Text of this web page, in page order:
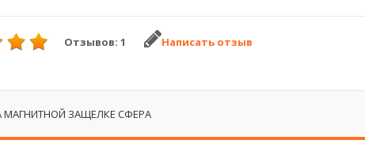
Отзывов: 1 Написать отзыв
ЗАЩЕЛКЕ СФЕРА